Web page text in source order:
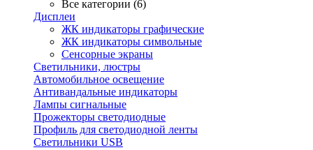
Все категории (6)
Дисплеи
ЖК индикаторы графические
ЖК индикаторы символьные
Сенсорные экраны
Cветильники, люстры
Автомобильное освещение
Антивандальные индикаторы
Лампы сигнальные
Прожекторы светодиодные
Профиль для светодиодной ленты
Светильники USB